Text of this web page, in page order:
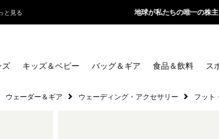
と見る 地球が私たちの唯一の株主
ズ キッズ＆ベビー バッグ＆ギア 食品＆飲料 ス
ウェーダー＆ギア ウェーディング・アクセサリー フット